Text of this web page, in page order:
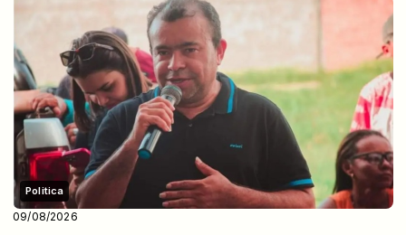
Politica
09/08/2026